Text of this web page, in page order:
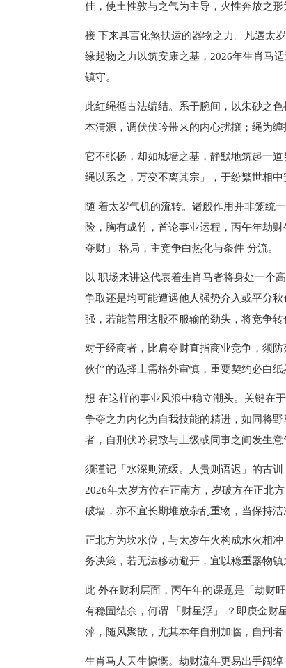
佳，使土性敦与之气为主导，火性奔放之
接 下来具言化煞扶运的器物之力。凡遇太
缘起物之力以筑安康之基，2026年生肖马
镇守。
此红绳循古法编结。系于腕间，以朱砂之
本清源，调伏伏吟带来的内心扰攘；绳为
它不张扬，却如城墙之基，静默地筑起一
绳以系之，万变不离其宗」，于纷繁世相
随 着太岁气机的流转。诸般作用并非笼统
险，胸有成竹，首论事业运程，丙午年劫
夺财」 格局，主竞争白热化与条件 分流。
以 职场来讲这代表着生肖马者将身处一个
争取还是均可能遭遇他人强势介入或平分
强，若能善用这股不服输的劲头，将竞争
对于经商者，比肩夺财直指商业竞争，须
伙伴的选择上需格外审慎，重要契约必白纸
想 在这样的事业风浪中稳立潮头。关键在
争夺之力内化为自我技能的精进，如同将
者，自刑伏吟易致与上级或同事之间发生意
须谨记「水深则流缓。人贵则语迟」的古
2026年太岁方位在正南方，岁破方在正北
破墙，亦不宜长期堆放杂乱重物，当保持洁
正北方为坎水位，与太岁午火构成水火相
务决策，若无法移动避开，宜以稳重器物镇
此 外在财利层面，丙午年的课题是「劫财
有稳固结余，何谓 「财星浮」 ？即庚金财
萍，随风聚散，尤其本年自刑加临，自刑
生肖马人天生慷慨。劫财流年更易出手阔